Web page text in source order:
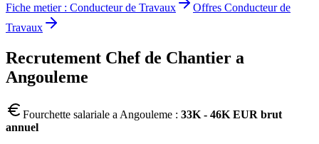
Fiche metier : Conducteur de Travaux Offres Conducteur de
Travaux
Recrutement Chef de Chantier a
Angouleme
Fourchette salariale a Angouleme : 33K - 46K EUR brut
annuel